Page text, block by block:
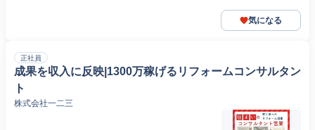
気になる
正社員
成果を収入に反映|1300万稼げるリフォームコンサルタン
ト
株式会社一二三